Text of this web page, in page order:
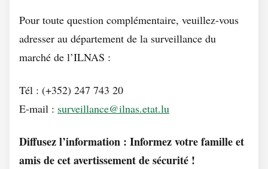
Pour toute question complémentaire, veuillez-vous
adresser au département de la surveillance du
marché de l’ILNAS :
Tél : (+352) 247 743 20
E-mail : surveillance@ilnas.etat.lu
Diffusez l’information : Informez votre famille et
amis de cet avertissement de sécurité !